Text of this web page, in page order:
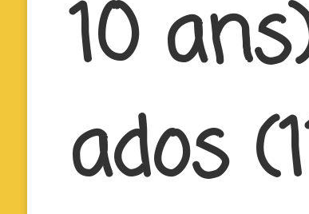
10
ados